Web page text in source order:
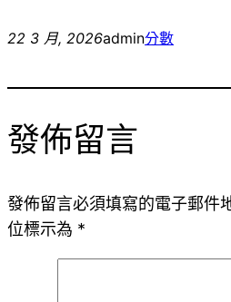
22 3 月, 2026admin分數
發佈留言
發佈留言必須填寫的電子郵件
位標示為 *